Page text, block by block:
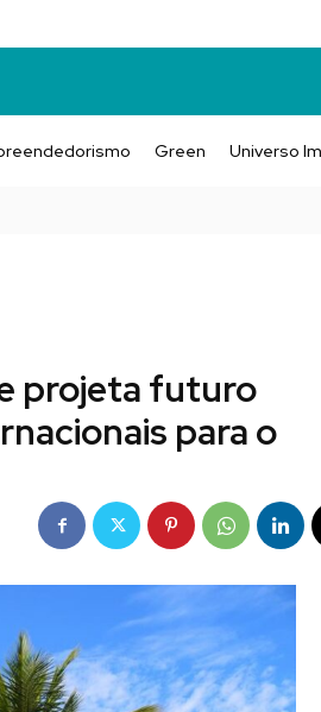
Green Universo
projeta futuro
para o